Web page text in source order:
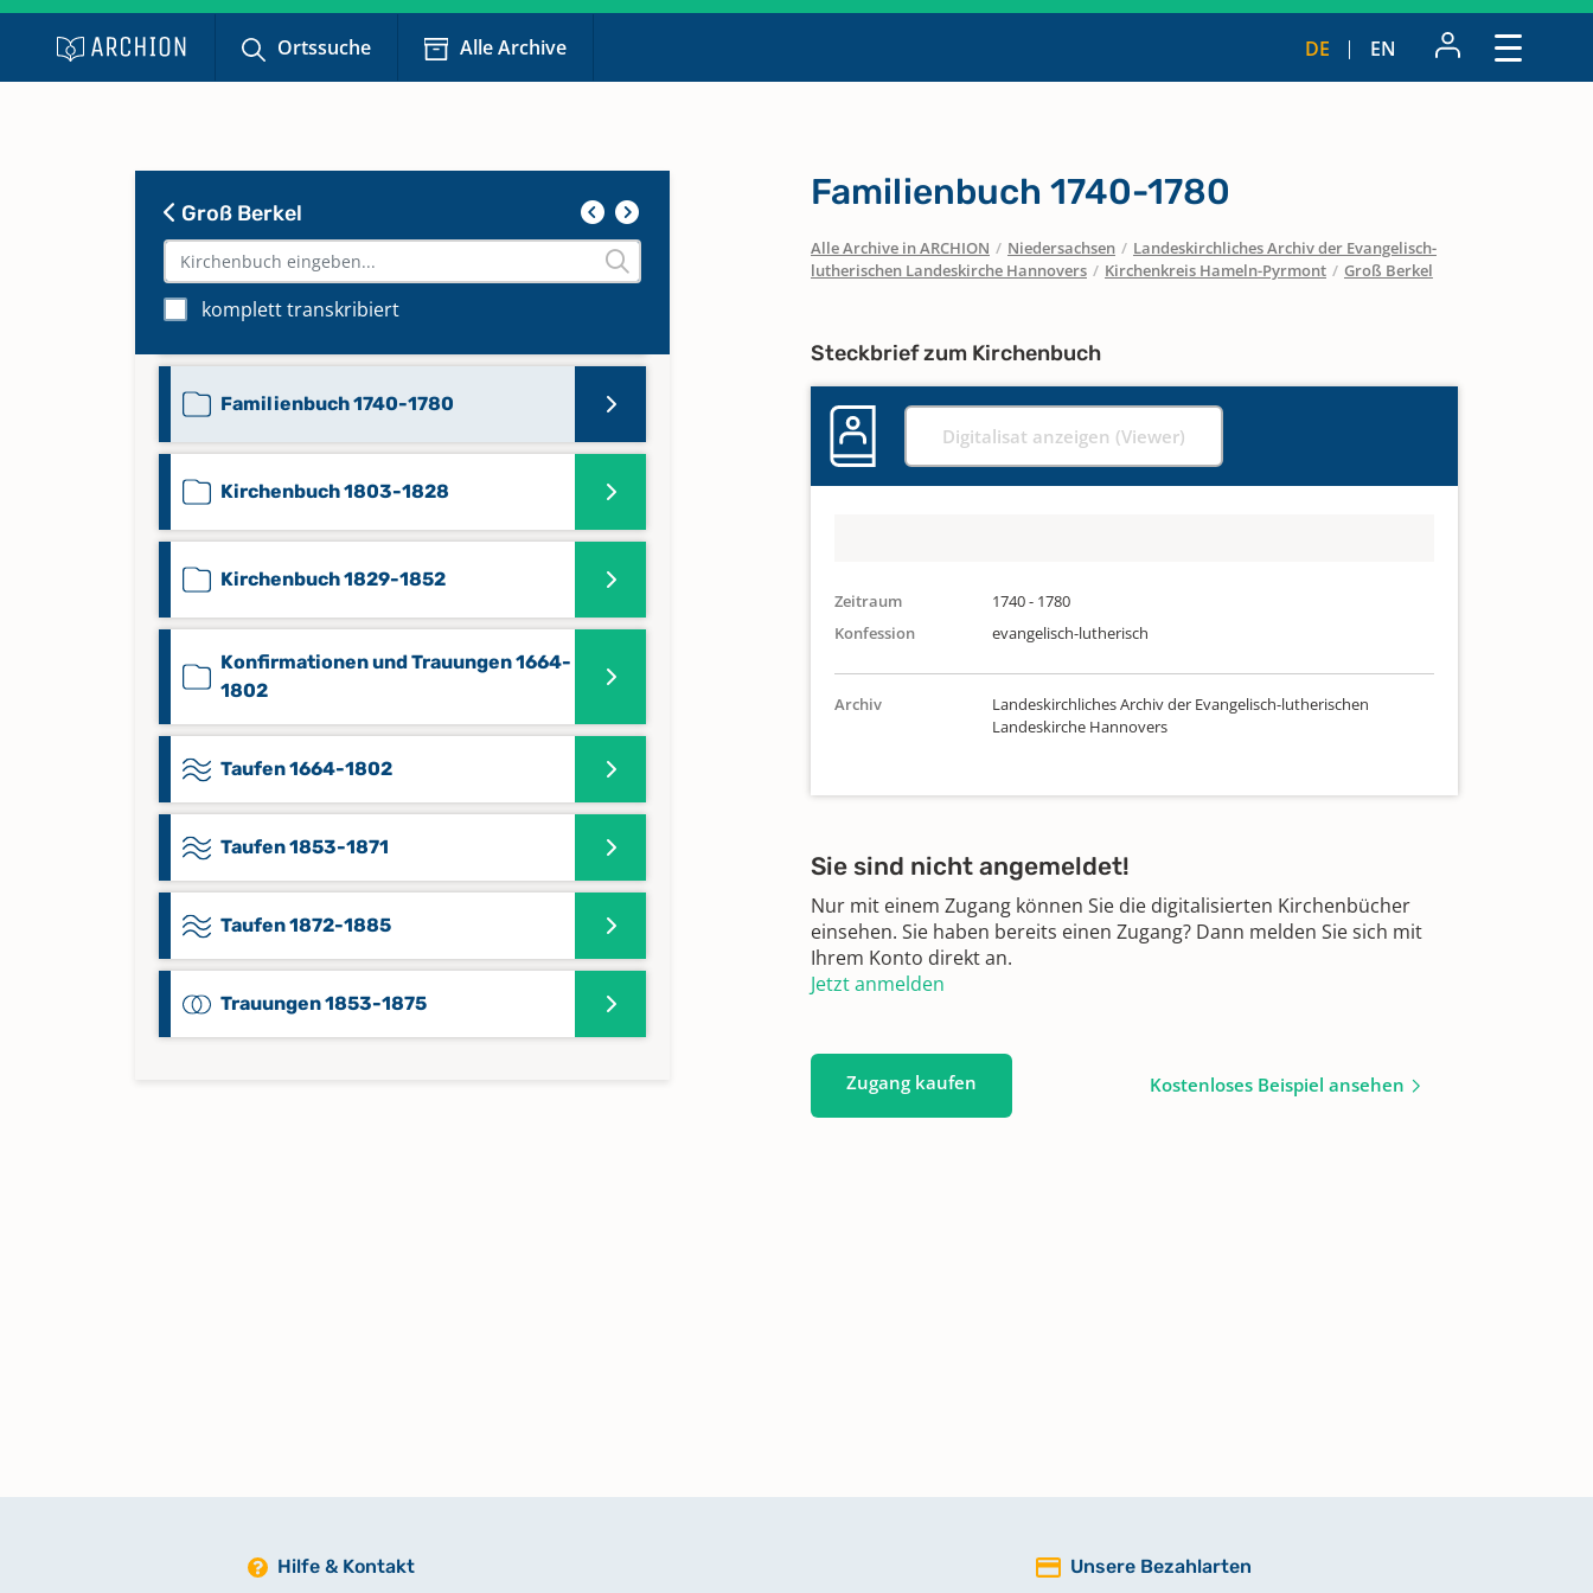
Ortssuche Alle Archive DE EN
Groß Berkel
komplett transkribiert
Beerdigungen 1664-1802
Beerdigungen 1853-1875
Familienbuch 1740-1780
Kirchenbuch 1803-1828
Kirchenbuch 1829-1852
Konfirmationen und Trauungen 1664-
1802
Taufen 1664-1802
Taufen 1853-1871
Taufen 1872-1885
Trauungen 1853-1875
Familienbuch 1740-1780
Alle Archive in ARCHION / Niedersachsen / Landeskirchliches Archiv der Evangelisch-
lutherischen Landeskirche Hannovers / Kirchenkreis Hameln-Pyrmont / Groß Berkel
Steckbrief zum Kirchenbuch
Digitalisat anzeigen (Viewer)
Zeitraum
1740 - 1780
Konfession
evangelisch-lutherisch
Archiv
Landeskirchliches Archiv der Evangelisch-lutherischen
Landeskirche Hannovers
Sie sind nicht angemeldet!
Nur mit einem Zugang können Sie die digitalisierten Kirchenbücher
einsehen. Sie haben bereits einen Zugang? Dann melden Sie sich mit
Ihrem Konto direkt an.
Jetzt anmelden
Zugang kaufen Kostenloses Beispiel ansehen
Hilfe & Kontakt Unsere Bezahlarten